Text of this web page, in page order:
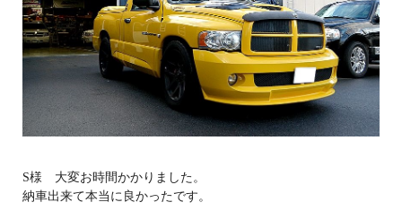
S様 大変お時間かかりました。
納車出来て本当に良かったです。